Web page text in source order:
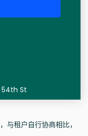
54th St
租户自行协商相比，